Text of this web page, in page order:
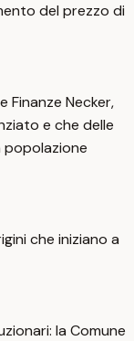
del prezzo di
Finanze Necker,
e che delle
popolazione
che iniziano a
la Comune